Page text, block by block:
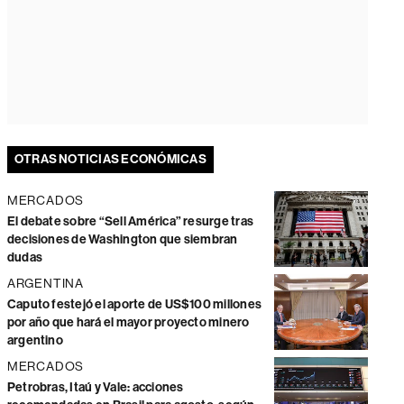
OTRAS NOTICIAS ECONÓMICAS
MERCADOS
El debate sobre “Sell América” resurge tras
decisiones de Washington que siembran
dudas
ARGENTINA
Caputo festejó el aporte de US$100 millones
por año que hará el mayor proyecto minero
argentino
MERCADOS
Petrobras, Itaú y Vale: acciones